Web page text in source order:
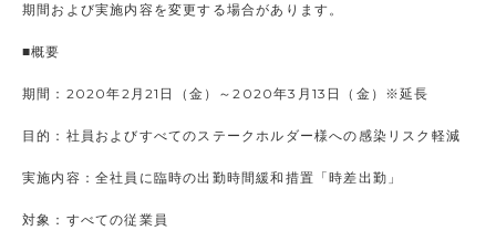
期間および実施内容を変更する場合があります。
■概要
期間：2020年2月21日（金）～2020年3月13日（金）※延長
目的：社員およびすべてのステークホルダー様への感染リスク軽減
実施内容：全社員に臨時の出勤時間緩和措置「時差出勤」
対象：すべての従業員